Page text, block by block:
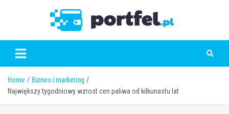
Home
Biznes i marketing
Największy tygodniowy wzrost cen paliwa od kilkunastu lat